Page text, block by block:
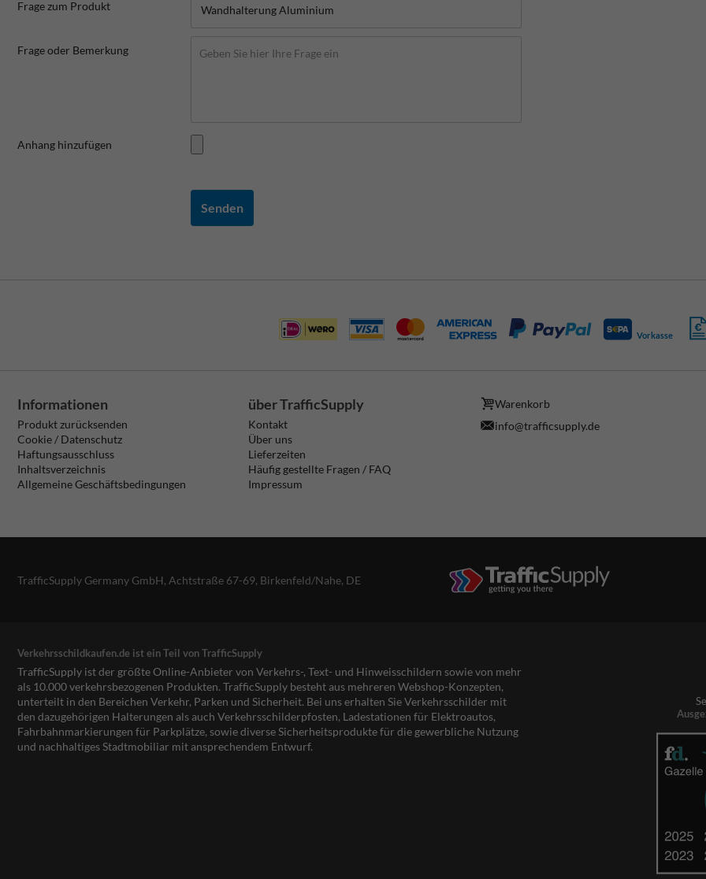
Frage zum Produkt
Frage oder Bemerkung
Anhang hinzufügen
Senden
Vorkasse
Informationen
Produkt zurücksenden
Cookie / Datenschutz
Haftungsausschluss
Inhaltsverzeichnis
Allgemeine Geschäftsbedingungen
über TrafficSupply
Kontakt
Über uns
Lieferzeiten
Häufig gestellte Fragen / FAQ
Impressum
Warenkorb
info@trafficsupply.de
TrafficSupply Germany GmbH, Achtstraße 67-69, Birkenfeld/Nahe, DE
Verkehrsschildkaufen.de ist ein Teil von TrafficSupply
TrafficSupply ist der größte Online-Anbieter von Verkehrs-, Text- und Hinweisschildern sowie von mehr
als 10.000 verkehrsbezogenen Produkten. TrafficSupply besteht aus mehreren Webshop-Konzepten,
unterteilt in den Bereichen Verkehr, Parken und Sicherheit. Bei uns erhalten Sie Verkehrsschilder mit
den dazugehörigen Halterungen als auch Verkehrsschilderpfosten, Ladestationen für Elektroautos,
Fahrbahnmarkierungen für Parkplätze, sowie diverse Sicherheitsprodukte für die gewerbliche Nutzung
und nachhaltiges Stadtmobiliar mit ansprechendem Entwurf.